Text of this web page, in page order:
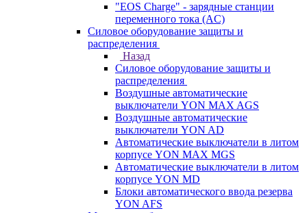
"EOS Charge" - зарядные станции
переменного тока (AC)
Силовое оборудование защиты и
распределения
Назад
Силовое оборудование защиты и
распределения
Воздушные автоматические
выключатели YON MAX AGS
Воздушные автоматические
выключатели YON AD
Автоматические выключатели в литом
корпусе YON MAX MGS
Автоматические выключатели в литом
корпусе YON MD
Блоки автоматического ввода резерва
YON AFS